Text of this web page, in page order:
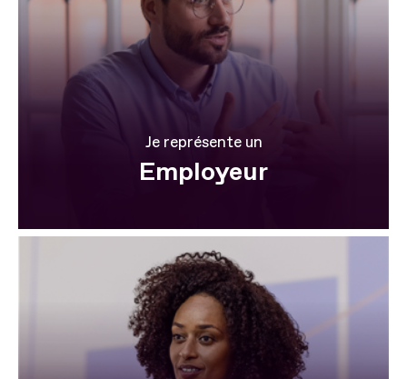
Je représente un
Employeur